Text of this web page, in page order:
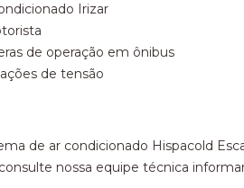
Irizar
de operação em ônibus
de tensão
de ar condicionado Hispacold
nossa equipe técnica